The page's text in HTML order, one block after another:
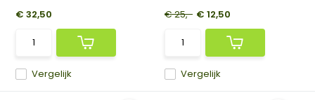
Vergelijk
€ 32,50
Vergelijk
€ 25,- € 12,50